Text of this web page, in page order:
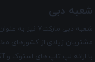
شعبه دبی
شعبه دبی
مشتریان زیادی از کشورهای
با ارائه لپ تاپ های استوک و